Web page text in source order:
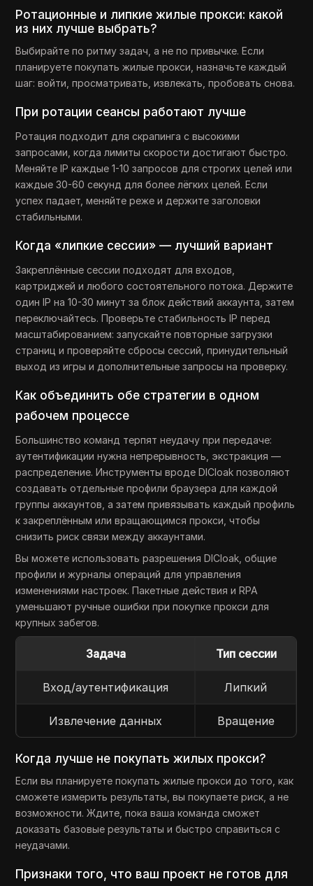
Ротационные и липкие жилые прокси: какой
из них лучше выбрать?
Выбирайте по ритму задач, а не по привычке. Если
планируете покупать жилые прокси, назначьте каждый
шаг: войти, просматривать, извлекать, пробовать снова.
При ротации сеансы работают лучше
Ротация подходит для скрапинга с высокими
запросами, когда лимиты скорости достигают быстро.
Меняйте IP каждые 1-10 запросов для строгих целей или
каждые 30-60 секунд для более лёгких целей. Если
успех падает, меняйте реже и держите заголовки
стабильными.
Когда «липкие сессии» — лучший вариант
Закреплённые сессии подходят для входов,
картриджей и любого состоятельного потока. Держите
один IP на 10-30 минут за блок действий аккаунта, затем
переключайтесь. Проверьте стабильность IP перед
масштабированием: запускайте повторные загрузки
страниц и проверяйте сбросы сессий, принудительный
выход из игры и дополнительные запросы на проверку.
Как объединить обе стратегии в одном
рабочем процессе
Большинство команд терпят неудачу при передаче:
аутентификации нужна непрерывность, экстракция —
распределение. Инструменты вроде DICloak позволяют
создавать отдельные профили браузера для каждой
группы аккаунтов, а затем привязывать каждый профиль
к закреплённым или вращающимся прокси, чтобы
снизить риск связи между аккаунтами.
Вы можете использовать разрешения DICloak, общие
профили и журналы операций для управления
изменениями настроек. Пакетные действия и RPA
уменьшают ручные ошибки при покупке прокси для
крупных забегов.
Задача Тип сессии
Вход/аутентификация Липкий
Извлечение данных Вращение
Когда лучше не покупать жилых прокси?
Если вы планируете покупать жилые прокси до того, как
сможете измерить результаты, вы покупаете риск, а не
возможности. Ждите, пока ваша команда сможет
доказать базовые результаты и быстро справиться с
неудачами.
Признаки того, что ваш проект не готов для